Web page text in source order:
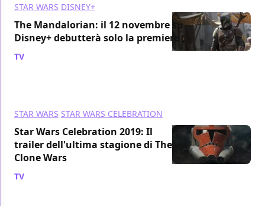
STAR WARS DISNEY+
The Mandalorian: il 12 novembre su
Disney+ debutterà solo la premiere
TV
STAR WARS STAR WARS CELEBRATION
Star Wars Celebration 2019: Il
trailer dell'ultima stagione di The
Clone Wars
TV